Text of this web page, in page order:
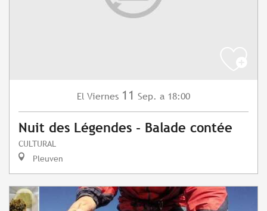
El Viernes 11 Sep. a 18:00
Nuit des Légendes - Balade contée
CULTURAL
Pleuven